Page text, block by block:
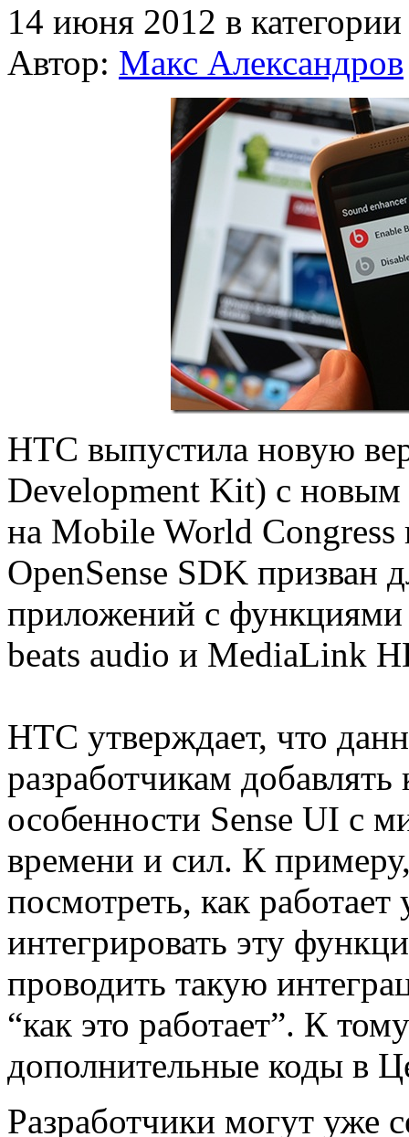
14 июня 2012 в
Автор: Макс Александров
HTC выпустила новую
Development Kit) с
на Mobile World Congress
OpenSense SDK призван
приложений с функциями
beats audio и MediaLink
HTC утверждает, что
разработчикам
особенности Sense UI с
времени и сил. К
посмотреть, как
интегрировать эту
проводить такую
“как это работает”. К
дополнительные коды в
Разработчики могут уже